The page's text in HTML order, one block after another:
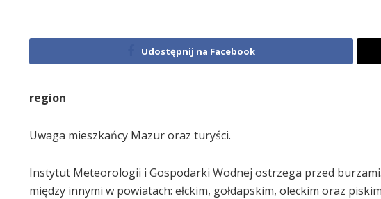
Udostępnij na Facebook
region
Uwaga mieszkańcy Mazur oraz turyści.
Instytut Meteorologii i Gospodarki Wodnej ostrzega przed
między innymi w powiatach: ełckim, gołdapskim, oleckim oraz